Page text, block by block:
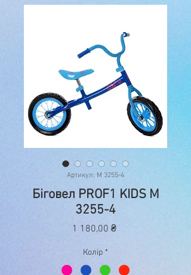
Артикул: М 3255-4
Біговел PROF1 KIDS М
3255-4
1 180,00 ₴Ціна
Колір *